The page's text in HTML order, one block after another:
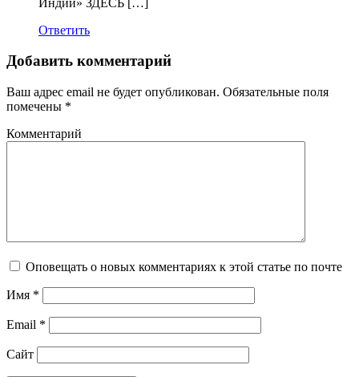
Ответить
Добавить комментарий
Ваш адрес email не будет опубликован. Обязательные поля
помечены *
Комментарий
Оповещать о новых комментариях к этой статье по почте
Имя *
Email *
Сайт